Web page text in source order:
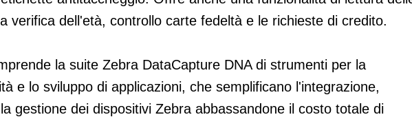
verifica dell'età, controllo carte fedeltà e le richieste di credito.
la suite Zebra DataCapture DNA di strumenti per la
e lo sviluppo di applicazioni, che semplificano l'integrazione,
gestione dei dispositivi Zebra abbassandone il costo totale di